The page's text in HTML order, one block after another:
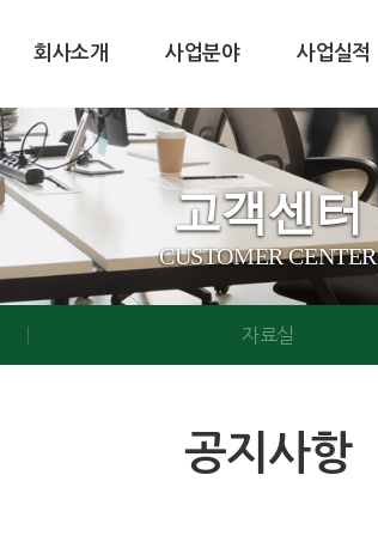
회사소개 사업분야 사업실적
고객센터
CUSTOMER CENTER
자료실
공지사항